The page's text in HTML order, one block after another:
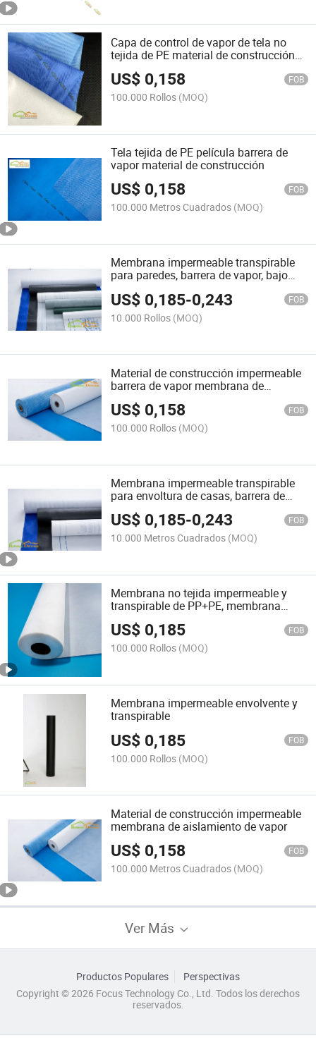
Capa de control de vapor de tela no
tejida de PE material de construcción
barrera de vapor
US$ 0,158 FOB
100.000 Rollos (MOQ)
Tela tejida de PE película barrera de
vapor material de construcción
US$ 0,158 FOB
100.000 Metros Cuadrados (MOQ)
Membrana impermeable transpirable
para paredes, barrera de vapor, bajo
US$ 0,185-0,243 FOB
10.000 Rollos (MOQ)
Material de construcción impermeable
barrera de vapor membrana de
aislamiento de vapor
US$ 0,158 FOB
100.000 Rollos (MOQ)
Membrana impermeable transpirable
para envoltura de casas, barrera de
vapor, venta al por mayor de
membrana impermeable
US$ 0,185-0,243 FOB
10.000 Metros Cuadrados (MOQ)
Membrana no tejida impermeable y
transpirable de PP+PE, membrana
similar a Tyvek
US$ 0,185 FOB
100.000 Rollos (MOQ)
Membrana impermeable envolvente y
transpirable
US$ 0,185 FOB
100.000 Rollos (MOQ)
Material de construcción impermeable
membrana de aislamiento de vapor
US$ 0,158 FOB
100.000 Metros Cuadrados (MOQ)
Ver Más
Productos Populares
Perspectivas
Copyright © 2026 Focus Technology Co., Ltd. Todos los derechos
reservados.